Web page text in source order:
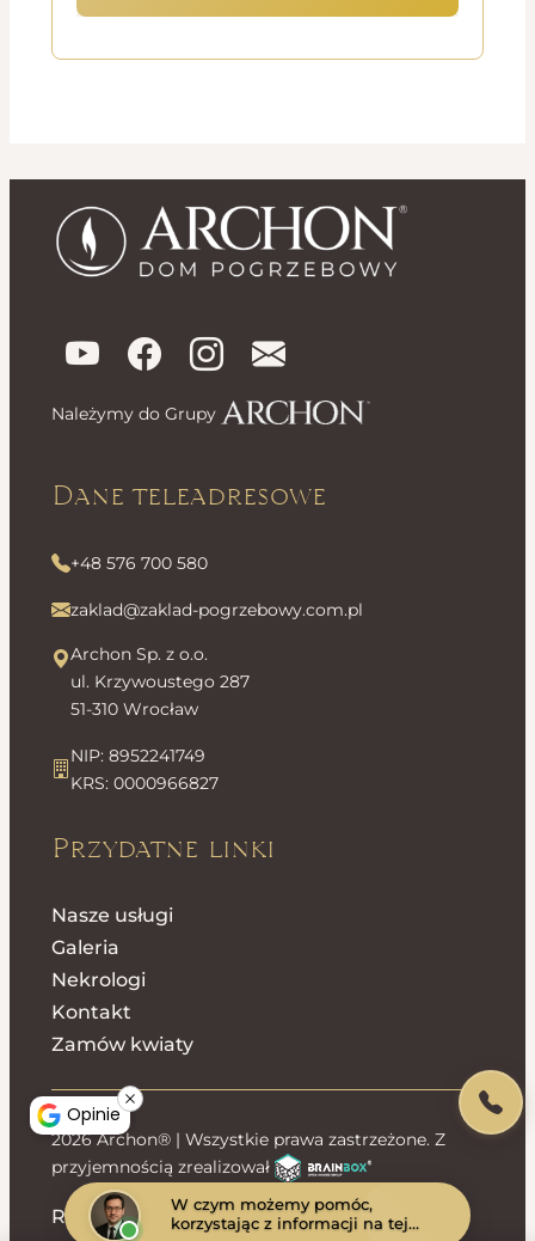
Należymy do Grupy
Dane teleadresowe
+48 576 700 580
zaklad@zaklad-pogrzebowy.com.pl
Archon Sp. z o.o.
ul. Krzywoustego 287
51-310 Wrocław
NIP: 8952241749
KRS: 0000966827
Przydatne linki
Nasze usługi
Galeria
Nekrologi
Kontakt
Zamów kwiaty
2026 Archon® | Wszystkie prawa zastrzeżone. Z
przyjemnością zrealizował
Regulamin sklepuPolityka prywatności
W czym możemy pomóc,
korzystając z informacji na tej
Opinie